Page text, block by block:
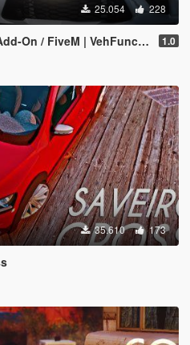
25.054 228
On / FiveM | VehFuncsV] 1.0
35.610 173